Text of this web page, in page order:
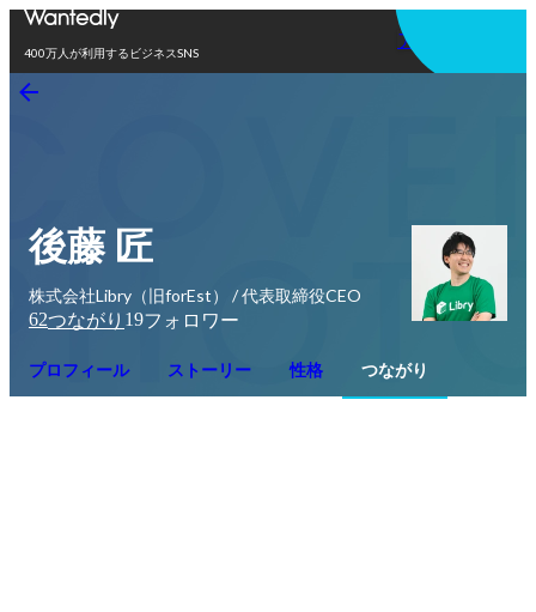
400万人が利用するビジネスSNS
アプリを使う
後藤 匠
株式会社Libry（旧forEst） / 代表取締役CEO
62つながり 19フォロワー
プロフィール ストーリー 性格 つながり